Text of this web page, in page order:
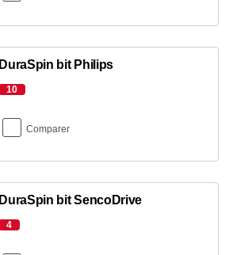
DuraSpin bit Philips
10
Comparer
DuraSpin bit SencoDrive
4